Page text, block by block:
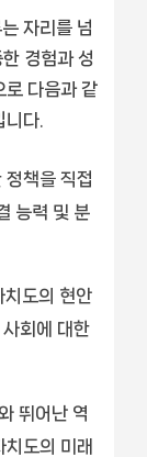
자리를 넘
경험과 성
로 다음과 같
다.
정책을 직접
능력 및 분
치도의 현안
회에 대한
뛰어난 역
도의 미래